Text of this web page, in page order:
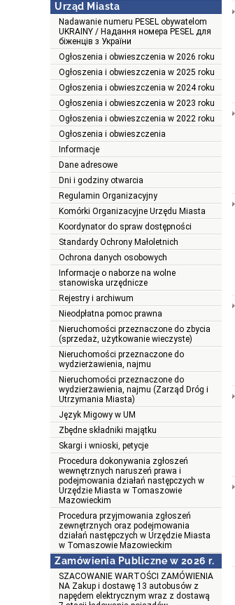
Urząd Miasta
Nadawanie numeru PESEL obywatelom
UKRAINY / Надання номера PESEL для
біженців з України
Ogłoszenia i obwieszczenia w 2026 roku
Ogłoszenia i obwieszczenia w 2025 roku
Ogłoszenia i obwieszczenia w 2024 roku
Ogłoszenia i obwieszczenia w 2023 roku
Ogłoszenia i obwieszczenia w 2022 roku
Ogłoszenia i obwieszczenia
Informacje
Dane adresowe
Dni i godziny otwarcia
Regulamin Organizacyjny
Komórki Organizacyjne Urzędu Miasta
Koordynator do spraw dostępności
Standardy Ochrony Małoletnich
Ochrona danych osobowych
Informacje o naborze na wolne
stanowiska urzędnicze
Rejestry i archiwum
Nieodpłatna pomoc prawna
Nieruchomości przeznaczone do zbycia
(sprzedaż, użytkowanie wieczyste)
Nieruchomości przeznaczone do
wydzierżawienia, najmu
Nieruchomości przeznaczone do
wydzierżawienia, najmu (Zarząd Dróg i
Utrzymania Miasta)
Język Migowy w UM
Zbędne składniki majątku
Skargi i wnioski, petycje
Procedura dokonywania zgłoszeń
wewnętrznych naruszeń prawa i
podejmowania działań następczych w
Urzędzie Miasta w Tomaszowie
Mazowieckim
Procedura przyjmowania zgłoszeń
zewnętrznych oraz podejmowania
działań następczych w Urzędzie Miasta
w Tomaszowie Mazowieckim
Zamówienia Publiczne w 2026 r.
SZACOWANIE WARTOŚCI ZAMÓWIENIA
NA Zakup i dostawę 13 autobusów z
napędem elektrycznym wraz z dostawą